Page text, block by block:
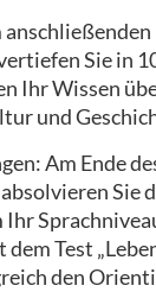
Sie in
Ihr Wissen
und
Am Ende
Sie
Test
den